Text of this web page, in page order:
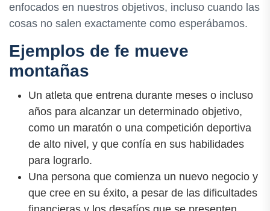
enfocados en nuestros objetivos, incluso cuando las
cosas no salen exactamente como esperábamos.
Ejemplos de fe mueve
montañas
Un atleta que entrena durante meses o incluso
años para alcanzar un determinado objetivo,
como un maratón o una competición deportiva
de alto nivel, y que confía en sus habilidades
para lograrlo.
Una persona que comienza un nuevo negocio y
que cree en su éxito, a pesar de las dificultades